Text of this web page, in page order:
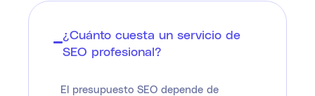
¿Cuánto cuesta un servicio de
SEO profesional?
El presupuesto SEO depende de